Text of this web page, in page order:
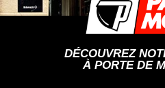
DÉCOUVREZ
À PORTE DE